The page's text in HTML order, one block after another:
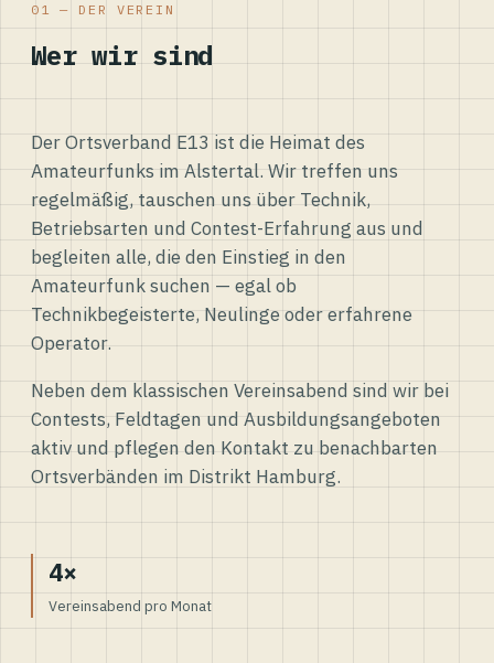
01 — DER VEREIN
Wer wir sind
Der Ortsverband E13 ist die Heimat des
Amateurfunks im Alstertal. Wir treffen uns
regelmäßig, tauschen uns über Technik,
Betriebsarten und Contest-Erfahrung aus und
begleiten alle, die den Einstieg in den
Amateurfunk suchen — egal ob
Technikbegeisterte, Neulinge oder erfahrene
Operator.
Neben dem klassischen Vereinsabend sind wir bei
Contests, Feldtagen und Ausbildungsangeboten
aktiv und pflegen den Kontakt zu benachbarten
Ortsverbänden im Distrikt Hamburg.
4×
Vereinsabend pro Monat